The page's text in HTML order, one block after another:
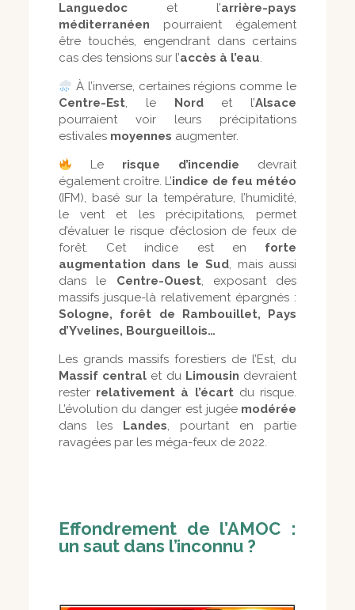
Languedocet l’arrière-pays
méditerranéen pourraient également
être touchés, engendrant dans certains
cas des tensions sur l’accès à l’eau.
À l’inverse, certaines régions comme le
Centre-Est, le Nordet l’Alsace
pourraient voir leurs précipitations
estivales moyennes augmenter.
Le risque d’incendie devrait
également croître. L’indice de feu météo
(IFM), basé sur la température, l’humidité,
le vent et les précipitations, permet
d’évaluer le risque d’éclosion de feux de
forêt. Cet indice est en forte
augmentation dans le Sud, mais aussi
dans le Centre-Ouest, exposant des
massifs jusque-là relativement épargnés :
Sologne, forêt de Rambouillet, Pays
d’Yvelines, Bourgueillois…
Les grands massifs forestiers de l’Est, du
Massif central et du Limousin devraient
rester relativement à l’écartdu risque.
L’évolution du danger est jugée modérée
dans les Landes, pourtant en partie
ravagées par les méga-feux de 2022.
Effondrement de l’AMOC :
un saut dans l’inconnu ?